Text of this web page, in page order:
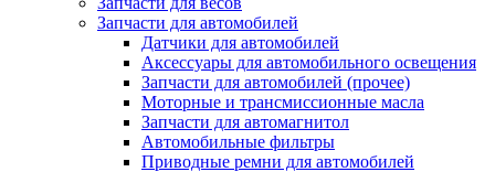
Запчасти для автомобилей
Датчики для автомобилей
Аксессуары для автомобильного освещения
Запчасти для автомобилей (прочее)
Моторные и трансмиссионные масла
Запчасти для автомагнитол
Автомобильные фильтры
Приводные ремни для автомобилей